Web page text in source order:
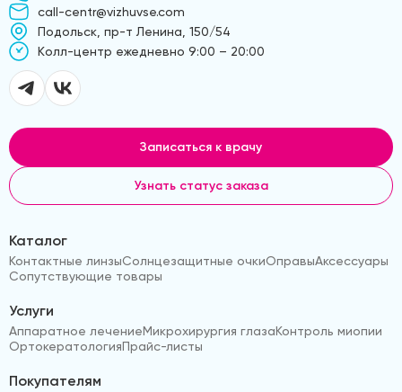
call-centr@vizhuvse.com
Подольск, пр-т Ленина, 150/54
Kолл-центр ежедневно 9:00 – 20:00
Записаться к врачу
Узнать статус заказа
Каталог
Контактные линзыСолнцезащитные очкиОправыАксессуары
Сопутствующие товары
Услуги
Аппаратное лечениеМикрохирургия глазаКонтроль миопии
ОртокератологияПрайс-листы
Покупателям